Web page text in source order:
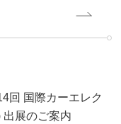
回 国際カーエレク
出展のご案内